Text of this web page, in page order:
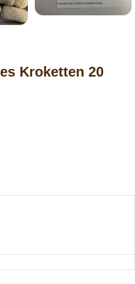
Kroketten 20